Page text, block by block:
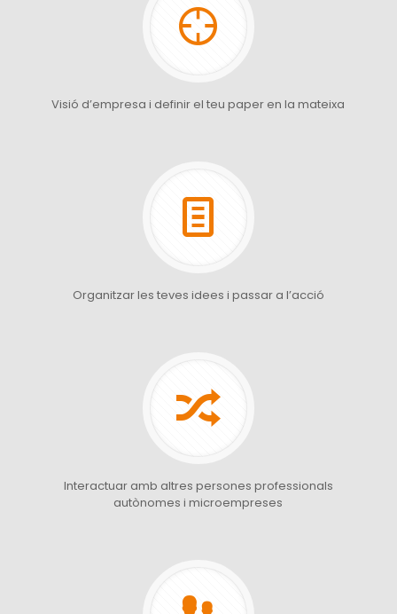
Visió d’empresa i definir el teu paper en la mateixa
Organitzar les teves idees i passar a l’acció
Interactuar amb altres persones professionals
autònomes i microempreses